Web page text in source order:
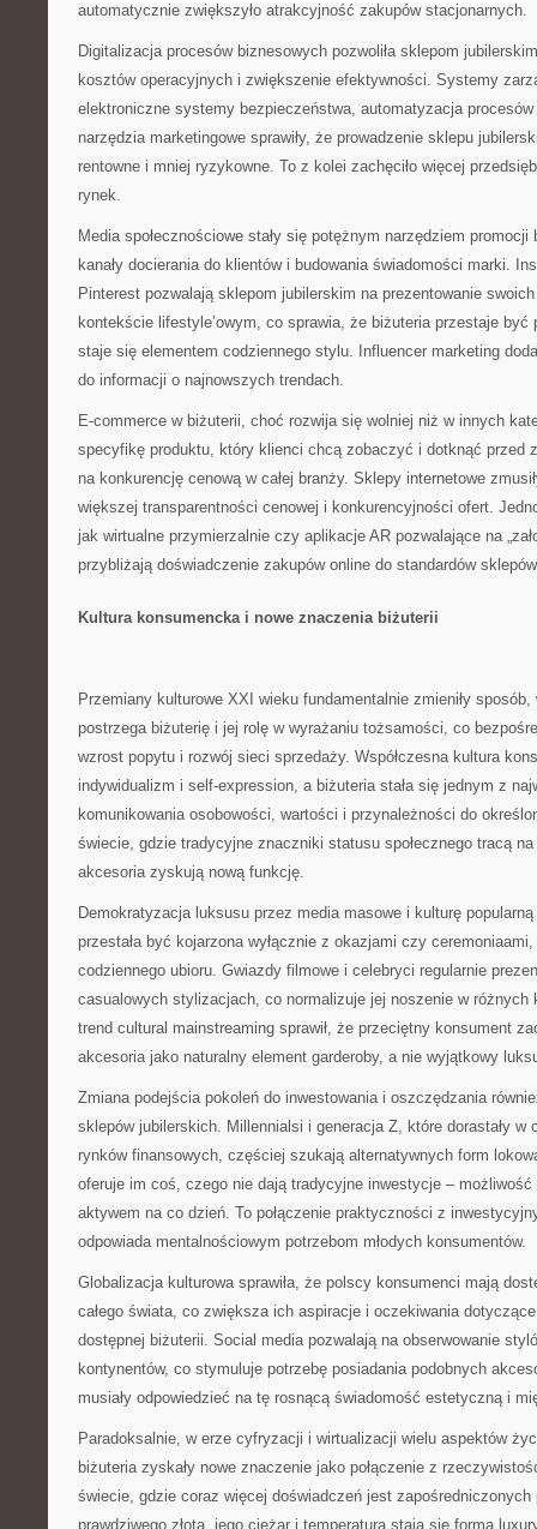
automatycznie zwiększyło atrakcyjność zakupów stacjonarnych.
Digitalizacja procesów biznesowych pozwoliła sklepom
kosztów operacyjnych i zwiększenie efektywności. Systemy
elektroniczne systemy bezpieczeństwa, automatyzacja
narzędzia marketingowe sprawiły, że prowadzenie sklepu
rentowne i mniej ryzykowne. To z kolei zachęciło więcej
rynek.
Media społecznościowe stały się potężnym narzędziem
kanały docierania do klientów i budowania świadomości marki.
Pinterest pozwalają sklepom jubilerskim na prezentowanie
kontekście lifestyle’owym, co sprawia, że biżuteria przestaje
staje się elementem codziennego stylu. Influencer marketing
do informacji o najnowszych trendach.
E-commerce w biżuterii, choć rozwija się wolniej niż w innych
specyfikę produktu, który klienci chcą zobaczyć i dotknąć przed
na konkurencję cenową w całej branży. Sklepy internetowe
większej transparentności cenowej i konkurencyjności ofert.
jak wirtualne przymierzalnie czy aplikacje AR pozwalające na
przybliżają doświadczenie zakupów online do standardów
Kultura konsumencka i nowe znaczenia biżuterii
Przemiany kulturowe XXI wieku fundamentalnie zmieniły sposób,
postrzega biżuterię i jej rolę w wyrażaniu tożsamości, co
wzrost popytu i rozwój sieci sprzedaży. Współczesna kultura
indywidualizm i self-expression, a biżuteria stała się jednym z
komunikowania osobowości, wartości i przynależności do
świecie, gdzie tradycyjne znaczniki statusu społecznego tracą
akcesoria zyskują nową funkcję.
Demokratyzacja luksusu przez media masowe i kulturę popularną
przestała być kojarzona wyłącznie z okazjami czy
codziennego ubioru. Gwiazdy filmowe i celebryci regularnie
casualowych stylizacjach, co normalizuje jej noszenie w różnych
trend cultural mainstreaming sprawił, że przeciętny konsument
akcesoria jako naturalny element garderoby, a nie wyjątkowy
Zmiana podejścia pokoleń do inwestowania i oszczędzania
sklepów jubilerskich. Millennialsi i generacja Z, które dorastały w
rynków finansowych, częściej szukają alternatywnych form
oferuje im coś, czego nie dają tradycyjne inwestycje –
aktywem na co dzień. To połączenie praktyczności z
odpowiada mentalnościowym potrzebom młodych konsumentów.
Globalizacja kulturowa sprawiła, że polscy konsumenci mają
całego świata, co zwiększa ich aspiracje i oczekiwania
dostępnej biżuterii. Social media pozwalają na obserwowanie
kontynentów, co stymuluje potrzebę posiadania podobnych
musiały odpowiedzieć na tę rosnącą świadomość estetyczną i
Paradoksalnie, w erze cyfryzacji i wirtualizacji wielu aspektów
biżuteria zyskały nowe znaczenie jako połączenie z
świecie, gdzie coraz więcej doświadczeń jest
prawdziwego złota, jego ciężar i temperatura stają się formą